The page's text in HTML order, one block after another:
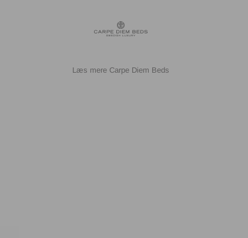
Carpe Diem Beds